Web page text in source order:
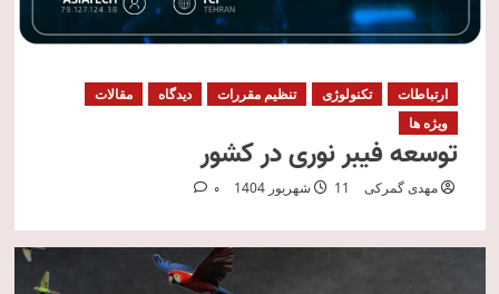
ارتباطات تکنولوژی تنظیم مقررات دیدگاه
مقالات
ویژه ها
توسعه فیبر نوری در کشور
مهدی گمرکی 11 شهریور 1404 0